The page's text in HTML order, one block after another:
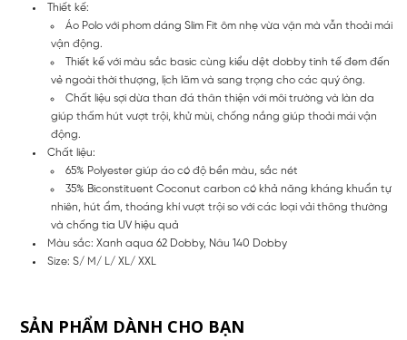
Thiết kế:
Áo Polo với phom dáng Slim Fit ôm nhẹ vừa vặn mà vẫn thoải mái
vận động.
Thiết kế với màu sắc basic cùng kiểu dệt dobby tinh tế đem đến
vẻ ngoài thời thượng, lịch lãm và sang trọng cho các quý ông.
Chất liệu sợi dừa than đá thân thiện với môi trường và làn da
giúp thấm hút vượt trội, khử mùi, chống nắng giúp thoải mái vận
động.
Chất liệu:
65% Polyester giúp áo có độ bền màu, sắc nét
35% Biconstituent Coconut carbon có khả năng kháng khuẩn tự
nhiên, hút ẩm, thoáng khí vượt trội so với các loại vải thông thường
và chống tia UV hiệu quả
Màu sắc: Xanh aqua 62 Dobby, Nâu 140 Dobby
Size: S/ M/ L/ XL/ XXL
SẢN PHẨM DÀNH CHO BẠN